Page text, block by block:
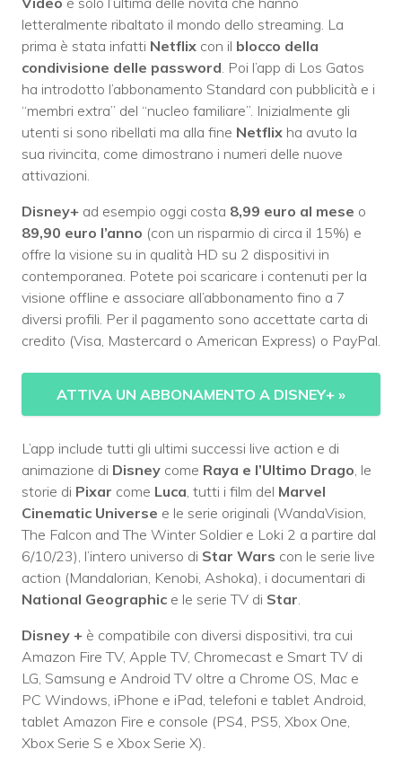
letteralmente ribaltato il mondo dello streaming. La
prima è stata infatti Netflix con il blocco della
condivisione delle password . Poi l’app di Los Gatos
ha introdotto l’abbonamento Standard con pubblicità e i
“membri extra” del “nucleo familiare”. Inizialmente gli
utenti si sono ribellati ma alla fine Netflix ha avuto la
sua rivincita, come dimostrano i numeri delle nuove
attivazioni.
Disney+ ad esempio oggi costa 8,99 euro al mese o
89,90 euro l’anno (con un risparmio di circa il 15%) e
offre la visione su in qualità HD su 2 dispositivi in
contemporanea. Potete poi scaricare i contenuti per la
visione offline e associare all’abbonamento fino a 7
diversi profili. Per il pagamento sono accettate carta di
credito (Visa, Mastercard o American Express) o PayPal.
ATTIVA UN ABBONAMENTO A DISNEY+ »
L’app include tutti gli ultimi successi live action e di
animazione di Disney come Raya e l’Ultimo Drago , le
storie di Pixar come Luca , tutti i film del Marvel
Cinematic Universe e le serie originali (WandaVision,
The Falcon and The Winter Soldier e Loki 2 a partire dal
6/10/23), l’intero universo di Star Wars con le serie live
action (Mandalorian, Kenobi, Ashoka), i documentari di
National Geographic e le serie TV di Star
Disney + è compatibile con diversi dispositivi, tra cui
Amazon Fire TV, Apple TV, Chromecast e Smart TV di
LG, Samsung e Android TV oltre a Chrome OS, Mac e
PC Windows, iPhone e iPad, telefoni e tablet Android,
tablet Amazon Fire e console (PS4, PS5, Xbox One,
Xbox Serie S e Xbox Serie X).